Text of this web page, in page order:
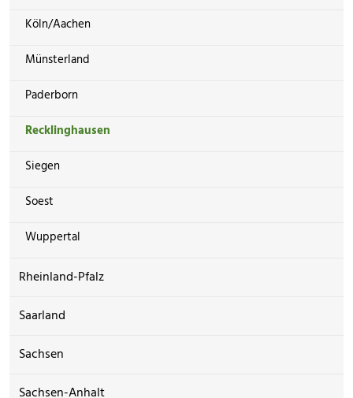
Köln/Aachen
Münsterland
Paderborn
Recklinghausen
Siegen
Soest
Wuppertal
Rheinland-Pfalz
Saarland
Sachsen
Sachsen-Anhalt